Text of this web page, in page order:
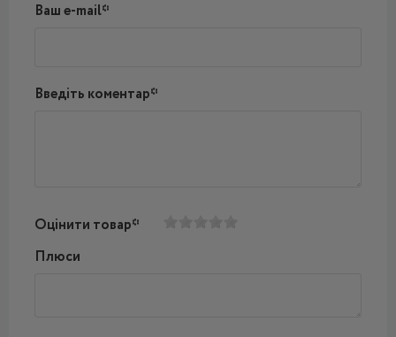
Ваш e-mail*
Введіть коментар*
Оцінити товар*
Плюси